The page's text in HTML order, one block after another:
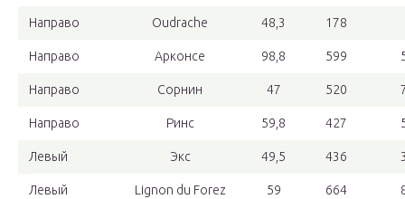
Направо Oudrache 48,3 178
Направо Арконсе 98,8 599
Направо Сорнин 47 520
Направо Ринс 59,8 427
Левый Экс 49,5 436
Левый Lignon du Forez 59 664